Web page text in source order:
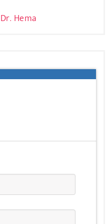
Dr. Hema